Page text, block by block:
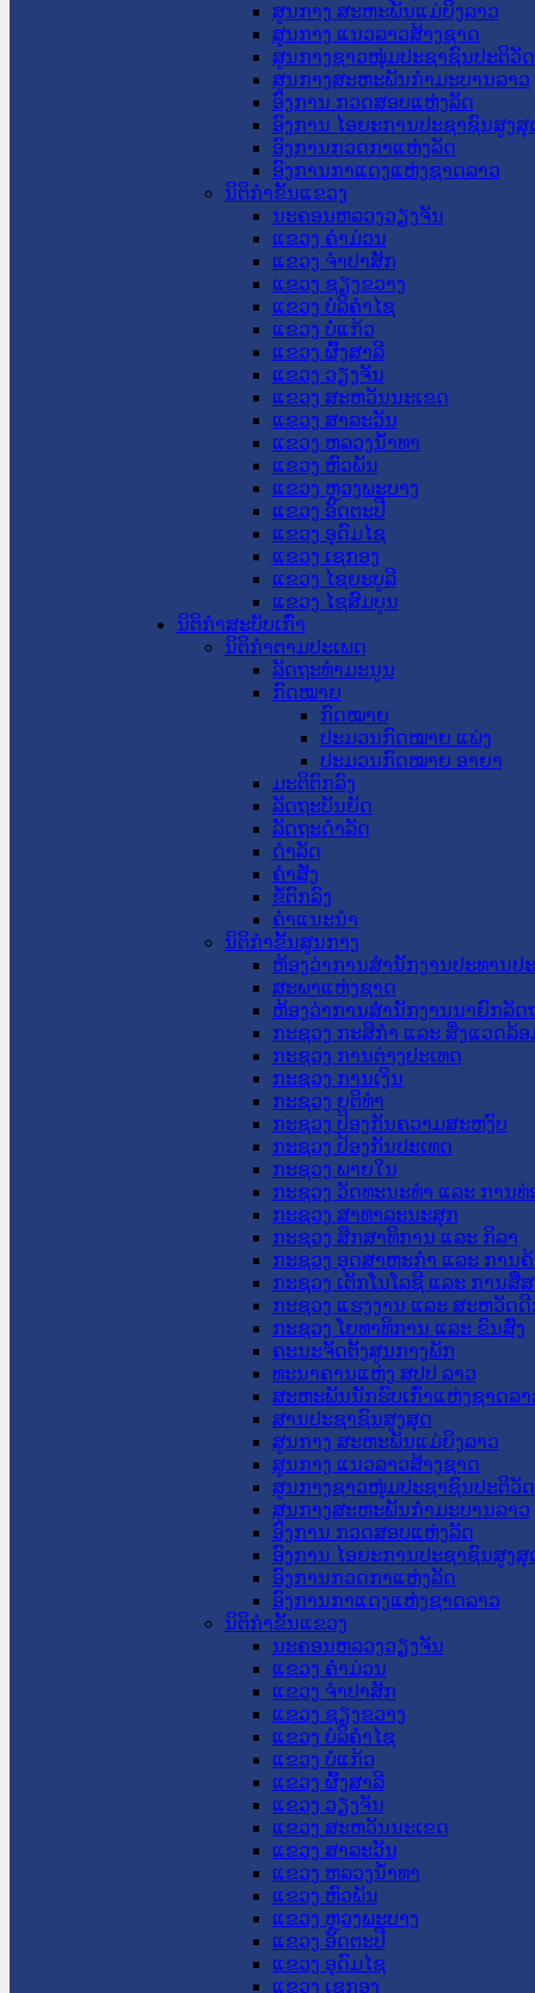
ສູນກາງ ສະຫະພັນແມ່ຍິງລາວ
ສູນກາງ ແນວລາວສ້າງຊາດ
ສູນກາງຊາວໜຸ່ມປະຊາຊົນປະຕິວັ
ສູນກາງສະຫະພັນກຳມະບານລາວ
ອົງການ ກວດສອບແຫ່ງລັດ
ອົງການ ໄອຍະການປະຊາຊົນສູງສຸ
ອົງການກວດກາແຫ່ງລັດ
ອົງການກາແດງແຫ່ງຊາດລາວ
ນິຕິກໍາຂັ້ນແຂວງ
ນະ​ຄອນ​ຫລວງວຽງຈັນ
ແຂວງ ຄໍາມ່ວນ
ແຂວງ ຈໍາປາສັກ
ແຂວງ ຊຽງຂວາງ
ແຂວງ ບໍລິຄໍາໄຊ
ແຂວງ ບໍ່ແກ້ວ
ແຂວງ ຜົ້ງສາລີ
ແຂວງ ວຽງຈັນ
ແຂວງ ສະຫວັນນະເຂດ
ແຂວງ ສາລະວັນ
ແຂວງ ຫລວງນໍ້າທາ
ແຂວງ ຫົວພັນ
ແຂວງ ຫຼວງພະບາງ
ແຂວງ ອັດຕະປື
ແຂວງ ອຸດົມໄຊ
ແຂວງ ເຊກອງ
ແຂວງ ໄຊຍະບູລີ
ແຂວງ ໄຊສົມບູນ
ນິຕິກໍາສະບັບເກົ່າ
ນິຕິກຳຕາມປະເພດ
ລັດຖະທໍາມະນູນ
ກົດໝາຍ
ກົດໝາຍ
ປະມວນກົດໝາຍ ແພ່ງ
ປະມວນກົດໝາຍ ອາຍາ
ມະຕິຕົກລົງ
ລັດຖະບັນຍັດ
ລັດຖະດໍາລັດ
ດໍາລັດ
ຄໍາສັ່ງ
ຂໍ້ຕົກລົງ
ຄໍາແນະນໍາ
ນິຕິກໍາຂັ້ນສູນກາງ
ຫ້ອງວ່າການສໍານັກງານປະທານປ
ສະພາແຫ່ງຊາດ
ຫ້ອງວ່າການສຳນັກງານນາຍົກລັດ
ກະຊວງ ກະສິກຳ ແລະ ສິ່ງແວດລ້ອ
ກະຊວງ ການຕ່າງປະເທດ
ກະຊວງ ການເງິນ
ກະຊວງ ຍຸຕິທໍາ
ກະຊວງ ປ້ອງກັນຄວາມສະຫງົບ
ກະຊວງ ປ້ອງກັນປະເທດ
ກະຊວງ ພາຍໃນ
ກະຊວງ ວັດທະນະທຳ ແລະ ການທ່
ກະຊວງ ສາທາລະນະສຸກ
ກະຊວງ ສຶກສາທິການ ແລະ ກິລາ
ກະຊວງ ອຸດສາຫະກຳ ແລະ ການຄ້
ກະຊວງ ເຕັກໂນໂລຊີ ແລະ ການສື່
ກະຊວງ ແຮງງານ ແລະ ສະຫວັດ
ກະຊວງ ໂຍທາທິການ ແລະ ຂົນສົ່ງ
ຄະນະຈັດຕັ້ງສູນກາງພັກ
ທະນາຄານແຫ່ງ ສປປ ລາວ
ສະຫະພັນນັກຮົບເກົ່າແຫ່ງຊາດລາ
ສານປະຊາຊົນສູງສຸດ
ສູນກາງ ສະຫະພັນແມ່ຍິງລາວ
ສູນກາງ ແນວລາວສ້າງຊາດ
ສູນກາງຊາວໜຸ່ມປະຊາຊົນປະຕິວັ
ສູນກາງສະຫະພັນກຳມະບານລາວ
ອົງການ ກວດສອບແຫ່ງລັດ
ອົງການ ໄອຍະການປະຊາຊົນສູງສຸ
ອົງການກວດກາແຫ່ງລັດ
ອົງການກາແດງແຫ່ງຊາດລາວ
ນິຕິກໍາຂັ້ນແຂວງ
ນະ​ຄອນ​ຫລວງວຽງຈັນ
ແຂວງ ຄໍາມ່ວນ
ແຂວງ ຈໍາປາສັກ
ແຂວງ ຊຽງຂວາງ
ແຂວງ ບໍລິຄໍາໄຊ
ແຂວງ ບໍ່ແກ້ວ
ແຂວງ ຜົ້ງສາລີ
ແຂວງ ວຽງຈັນ
ແຂວງ ສະຫວັນນະເຂດ
ແຂວງ ສາລະວັນ
ແຂວງ ຫລວງນໍ້າທາ
ແຂວງ ຫົວພັນ
ແຂວງ ຫຼວງພະບາງ
ແຂວງ ອັດຕະປື
ແຂວງ ອຸດົມໄຊ
ແຂວງ ເຊກອງ